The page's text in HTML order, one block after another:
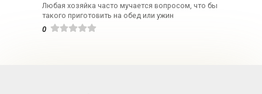
Любая хозяйка часто мучается вопросом, что бы
такого приготовить на обед или ужин
0